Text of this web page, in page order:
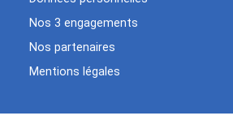
Nos 3 engagements
Nos partenaires
Mentions légales